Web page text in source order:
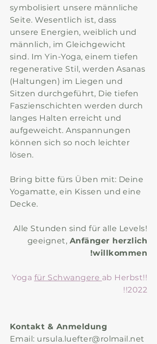
symbolisiert unsere männliche
Seite. Wesentlich ist, dass
unsere Energien, weiblich und
männlich, im Gleichgewicht
sind. Im Yin-Yoga, einem tiefen
regenerative Stil, werden Asanas
(Haltungen) im Liegen und
Sitzen durchgeführt, Die tiefen
Faszienschichten werden durch
langes Halten erreicht und
aufgeweicht. Anspannungen
können sich so noch leichter
lösen.
Bring bitte fürs Üben mit: Deine
Yogamatte, ein Kissen und eine
Decke.
!Alle Stunden sind für alle Levels
geeignet, Anfänger herzlich
willkommen!
!!Yoga
für Schwangere ab Herbst
2022!!
Kontakt & Anmeldung
Email: ursula.luefter@rolmail.net